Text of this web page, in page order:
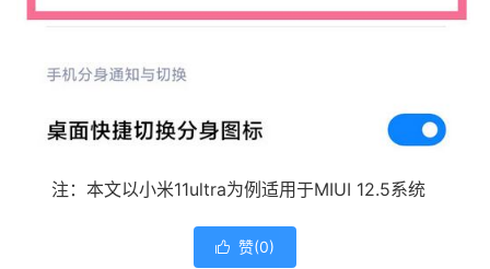
注：本文以小米11ultra为例适用于MIUI 12.5系统
 赞(0)